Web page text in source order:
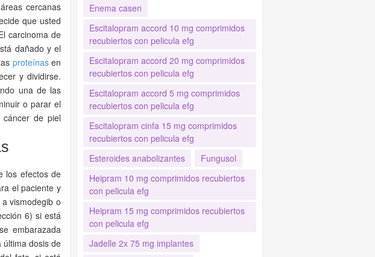
cercanas
que usted
carcinoma de
dañado y el
proteínasen
y dividirse.
una de las
o parar el
de piel
los efectos de
el paciente y
vismodegib o
6) si está
embarazada
dosis de
Enema casen
Escitalopram accord 10 mg comprimidos
recubiertos con pelicula efg
Escitalopram accord 20 mg comprimidos
recubiertos con pelicula efg
Escitalopram accord 5 mg comprimidos
recubiertos con pelicula efg
Escitalopram cinfa 15 mg comprimidos
recubiertos con pelicula efg
Esteroides anabolizantes
Fungusol
Heipram 10 mg comprimidos recubiertos
con pelicula efg
Heipram 15 mg comprimidos recubiertos
con pelicula efg
Jadelle 2x 75 mg implantes